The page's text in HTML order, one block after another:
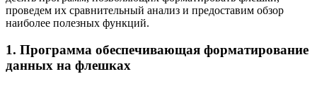
проведем их сравнительный анализ и предоставим обзор
наиболее полезных функций.
1. Программа обеспечивающая форматирование
данных на флешках